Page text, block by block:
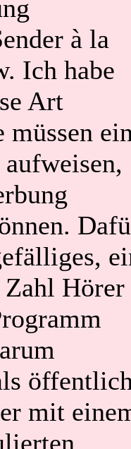
à la
Ich habe
Art
müssen
Hörer
mit